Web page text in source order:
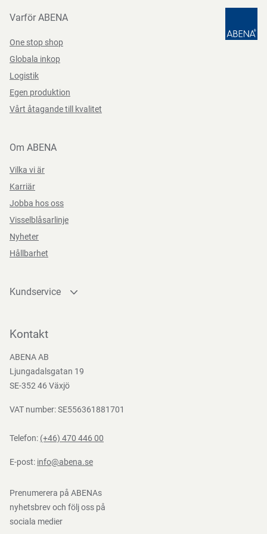
Produktbeskrivning
ABENAs biologiska propplösare kan användas för
underhåll och förebyggande luktkontroll av avlopp,
brunnar, septiktankar och liknande behållare och
installationer. Använder bioteknik för att eliminera källan
till lukten.
Funktioner
Varför ABENA
One stop shop
Globala inkop
Logistik
Egen produktion
Vårt åtagande till kvalitet
Om ABENA
Vilka vi är
Karriär
Jobba hos oss
Visselblåsarlinje
Nyheter
Hållbarhet
Kundservice
Bli kund
Nedladdningar
Kontakt
ABENA AB
Ljungadalsgatan 19
SE-352 46 Växjö
VAT number: SE556361881701
Telefon: (+46) 470 446 00
E-post: info@abena.se
Prenumerera på ABENAs
nyhetsbrev och följ oss på
sociala medier